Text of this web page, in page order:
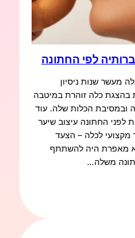
לפי החתונה
מעשר שנות ניסיון
בהצגת כלה זוהרת במיטבה
ובמסיבת הכלות שלה. עוד
לפני החתונה עיצוב שיער
לכלה – הצעד
מאפרת היה להשתתף
משלה…